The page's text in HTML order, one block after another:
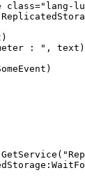
class="lang-